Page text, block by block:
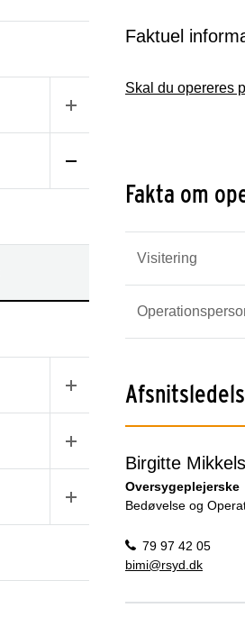
Faktuel
Skal du opereres
Fakta om
Visitering
Birgitte
Oversygeplejerske
Bedøvelse og
79 97 42 05
bimi@rsyd.dk